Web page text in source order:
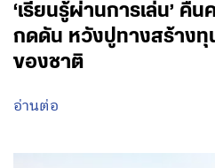
‘เรียนรู้ผ่านการเล่น’ คื
กดดัน หวังปูทางสร้างทุ
ของชาติ
อ่านต่อ